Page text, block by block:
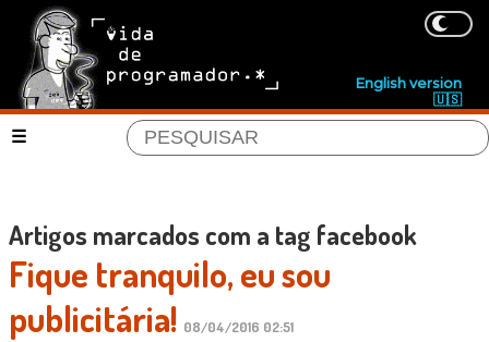
English version
🇺🇸
Artigos marcados com a tag facebook
Fique tranquilo, eu sou
publicitária! 08/04/2016 02:51